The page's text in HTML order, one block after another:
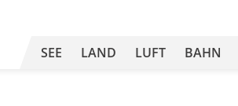
SEE LAND LUFT BAHN